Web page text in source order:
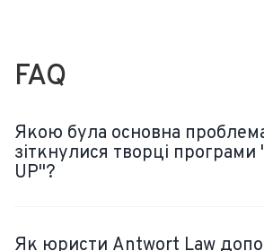
FAQ
Якою була основна
зіткнулися творці програми
UP"?
Як юристи Antwort Law